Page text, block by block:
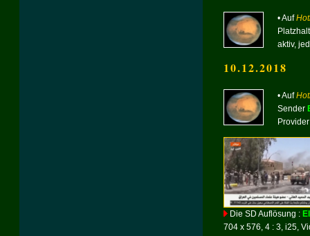
• Auf
aktiv,
10.12.2018
• Auf
Sender
Die SD Auflösung :
704 x 576, 4 : 3, i25,